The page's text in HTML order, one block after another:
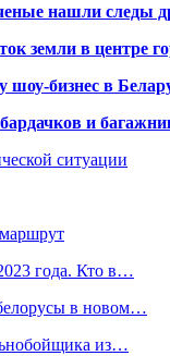
нашли следы
земли в центре
бизнес в
и
ситуации
года. Кто в…
в новом…
из…